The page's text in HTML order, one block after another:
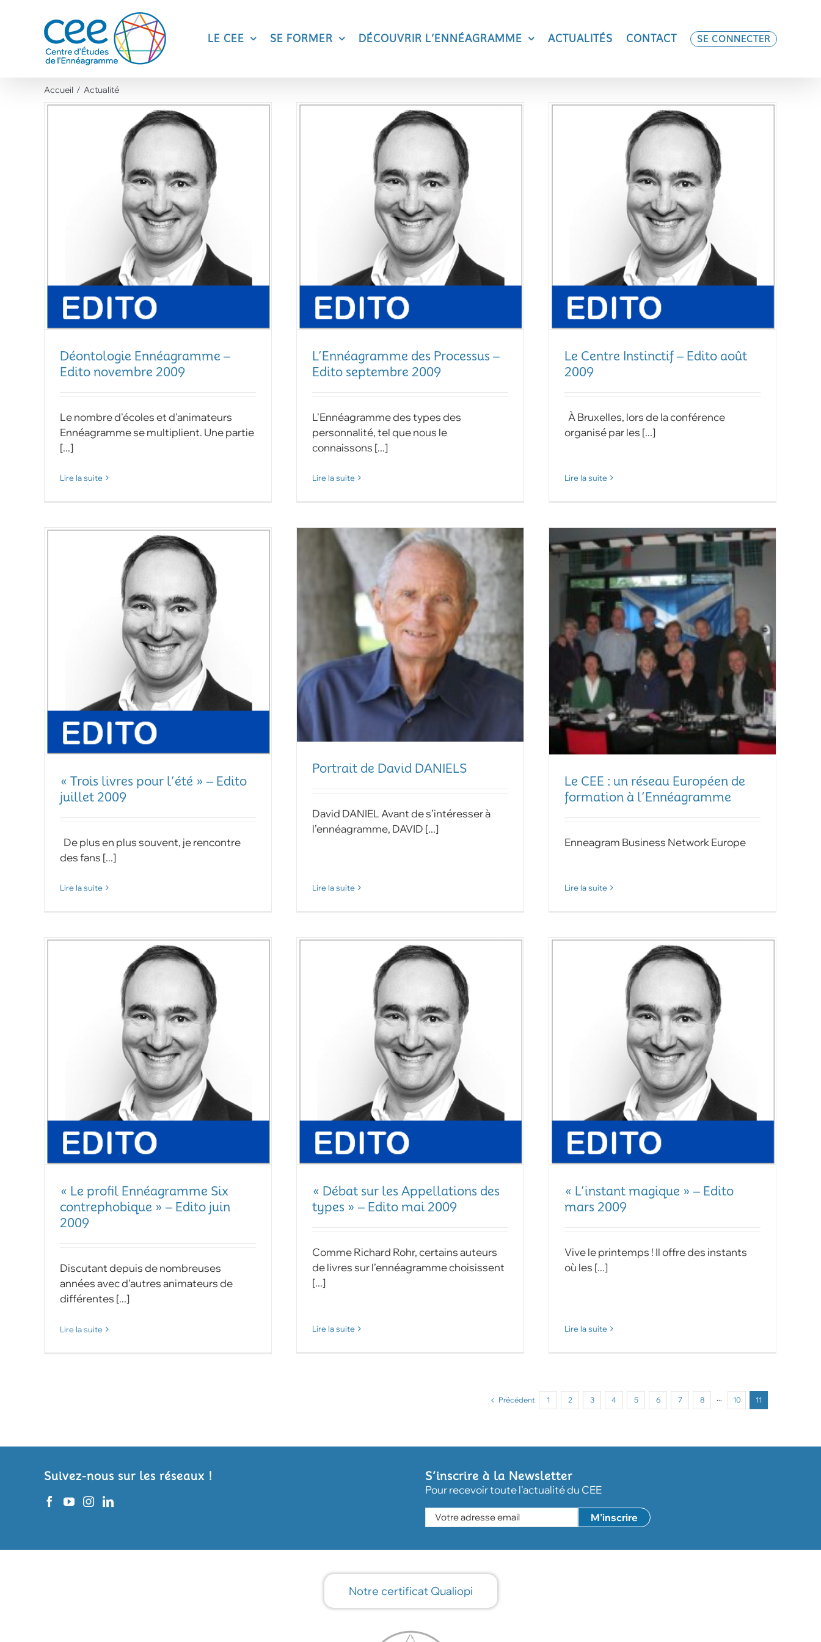
LE CEE SE FORMER DÉCOUVRIR L’ENNÉAGRAMME ACTUALITÉS CONTACT SE CONNECTER
Accueil Actualité
Déontologie Ennéagramme –
Edito novembre 2009
Le nombre d'écoles et d'animateurs
Ennéagramme se multiplient. Une partie
[...]
Lire la suite
L’Ennéagramme des Processus –
Edito septembre 2009
L'Ennéagramme des types des
personnalité, tel que nous le
connaissons [...]
Lire la suite
Le Centre Instinctif – Edito août
2009
À Bruxelles, lors de la conférence
organisé par les [...]
Lire la suite
« Trois livres pour l’été » – Edito
juillet 2009
De plus en plus souvent, je rencontre
des fans [...]
Lire la suite
Portrait de David DANIELS
David DANIEL Avant de s’intéresser à
l’ennéagramme, DAVID [...]
Lire la suite
Le CEE : un réseau Européen de
formation à l’Ennéagramme
Enneagram Business Network Europe
Lire la suite
« Le profil Ennéagramme Six
contrephobique » – Edito juin
2009
Discutant depuis de nombreuses
années avec d’autres animateurs de
différentes [...]
Lire la suite
« Débat sur les Appellations des
types » – Edito mai 2009
Comme Richard Rohr, certains auteurs
de livres sur l’ennéagramme choisissent
[...]
Lire la suite
« L’instant magique » – Edito
mars 2009
Vive le printemps ! Il offre des instants
où les [...]
Lire la suite
Précédent 1 2 3 4 5 6 7 8 ··· 10 11
Suivez-nous sur les réseaux !
S’inscrire à la Newsletter
Pour recevoir toute l'actualité du CEE
Notre certificat Qualiopi